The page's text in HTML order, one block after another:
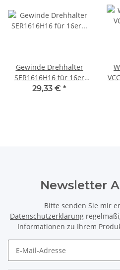
Gewinde Drehhalter
SER1616H16 für 16er
ISO-Gewindeplatte
29,33 € *
Newsletter
Bitte senden Sie mir
Datenschutzerklärung
Informationen zu Ihrem